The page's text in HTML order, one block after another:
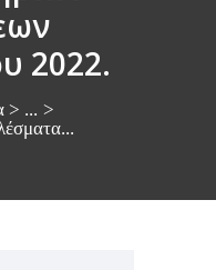
2022.
...